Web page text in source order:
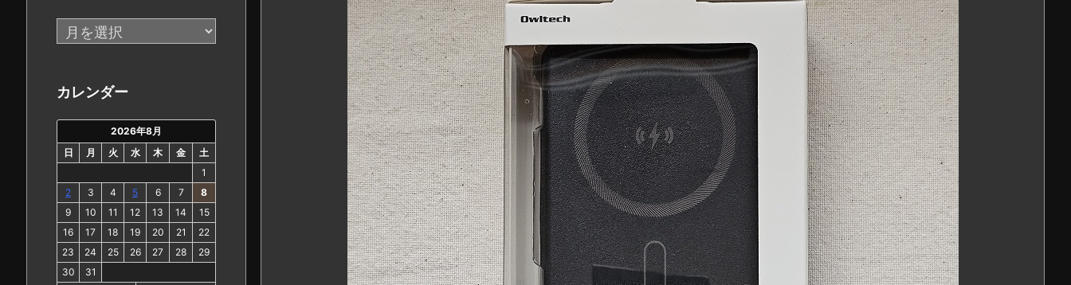
ア
ー
イ
ブ
カレンダー
2026年8月
日
月 火 水 木 金
土
1
2
3 4 5 6 7
8
9
10 11 12 13 14
15
16
17 18 19 20 21
22
23
24 25 26 27 28
29
30
31